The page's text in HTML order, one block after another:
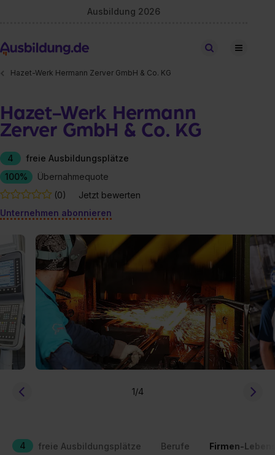
Ausbildung 2026
Stellen finden
Hazet-Werk Hermann Zerver GmbH & Co. KG
Hazet-Werk Hermann
Zerver GmbH & Co. KG
4
freie Ausbildungsplätze
100%
Übernahmequote
(0)
Jetzt bewerten
Unternehmen abonnieren
1/4
4 freie Ausbildungsplätze Berufe Firmen-